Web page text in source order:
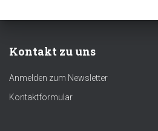
Kontakt zu uns
Anmelden zum Newsletter
Kontaktformular